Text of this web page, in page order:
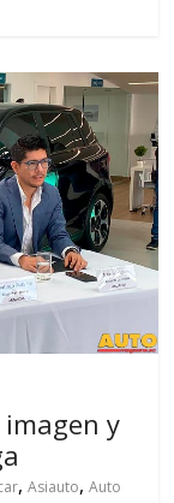
imagen y
,Asiauto,Auto